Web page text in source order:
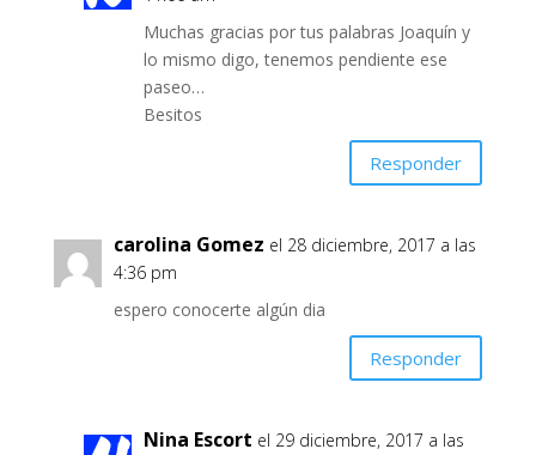
Muchas gracias por tus palabras Joaquín y
lo mismo digo, tenemos pendiente ese
paseo…
Besitos
Responder
carolina Gomez el 28 diciembre, 2017 a las
4:36 pm
espero conocerte algún dia
Responder
Nina Escort el 29 diciembre, 2017 a las